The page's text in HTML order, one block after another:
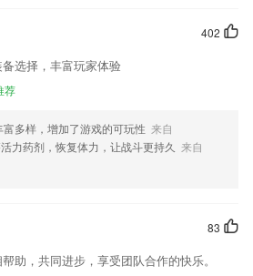
稿功能体验优化，让阅读和播放更加流畅。
富可玩性。
现最新最热内容；
介绍，如果您喜欢这款软件，您可以到应用
402
选择，丰富玩家体验
荐
富多样，增加了游戏的可玩性 来自
活力药剂，恢复体力，让战斗更持久 来自
83
助，共同进步，享受团队合作的快乐。